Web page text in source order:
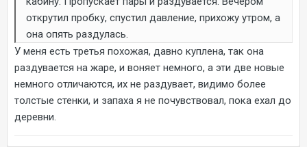
открутил пробку, спустил давление, прихожу утром, а
она опять раздулась.
У меня есть третья похожая, давно куплена, так она
раздувается на жаре, и воняет немного, а эти две новые
немного отличаются, их не раздувает, видимо более
толстые стенки, и запаха я не почувствовал, пока ехал до
деревни.